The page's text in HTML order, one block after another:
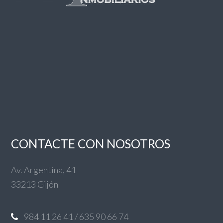
CONTACTE CON NOSOTROS
Av. Argentina, 41
33213 Gijón
984 11 26 41 / 635 90 66 74